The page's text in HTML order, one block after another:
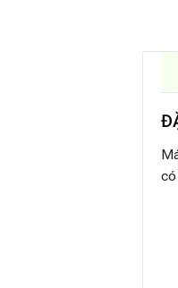
có